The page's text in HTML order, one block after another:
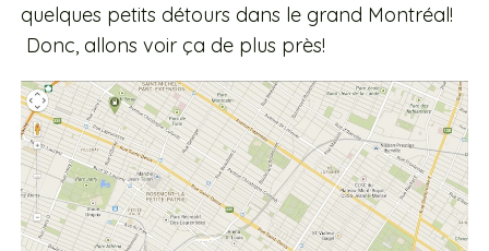
quelques petits détours dans le grand Montréal!
Donc, allons voir ça de plus près!